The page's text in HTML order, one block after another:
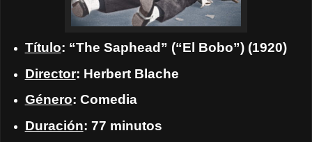
Título: “The Saphead” (“El Bobo”) (1920)
Director: Herbert Blache
Género: Comedia
Duración: 77 minutos